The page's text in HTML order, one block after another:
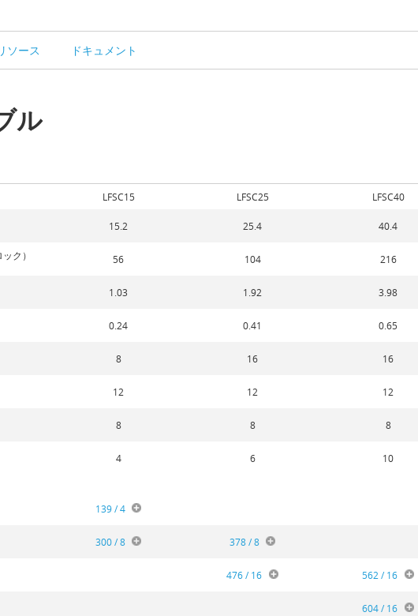
ソース ドキュメント
ル
LFSC15 LFSC25 LFSC40
15.2 25.4 40.4
ク） 56 104 216
1.03 1.92 3.98
0.24 0.41 0.65
8 16 16
12 12 12
8 8 8
4 6 10
139 / 4
300 / 8 378 / 8
476 / 16 562 / 16
604 / 16